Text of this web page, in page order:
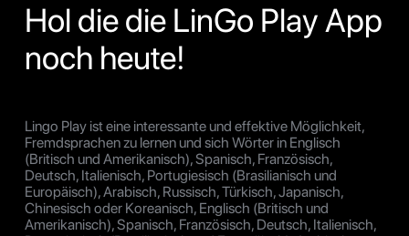
Hol die die LinGo Play App
noch heute!
Lingo Play ist eine interessante und effektive Möglichkeit,
Fremdsprachen zu lernen und sich Wörter in Englisch
(Britisch und Amerikanisch), Spanisch, Französisch,
Deutsch, Italienisch, Portugiesisch (Brasilianisch und
Europäisch), Arabisch, Russisch, Türkisch, Japanisch,
Chinesisch oder Koreanisch, Englisch (Britisch und
Amerikanisch), Spanisch, Französisch, Deutsch, Italienisch,